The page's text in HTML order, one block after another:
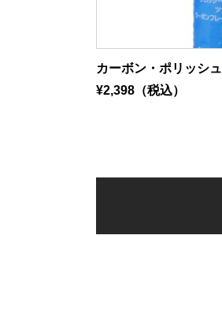
カーボン・ポリッシュ
¥2,398（税込）